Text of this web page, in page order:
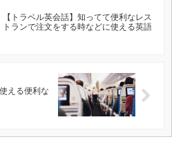
【トラベル英会話】知ってて便利なレス
トランで注文をする時などに使える英語
える便利な